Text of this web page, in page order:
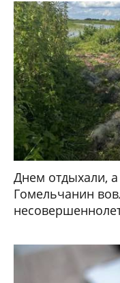
Днем отдыхали,
Гомельчанин